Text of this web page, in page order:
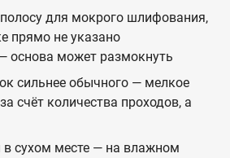
полосу для мокрого шлифования,
прямо не указано
основа может размокнуть
сильнее обычного — мелкое
счёт количества проходов, а
в сухом месте — на влажном